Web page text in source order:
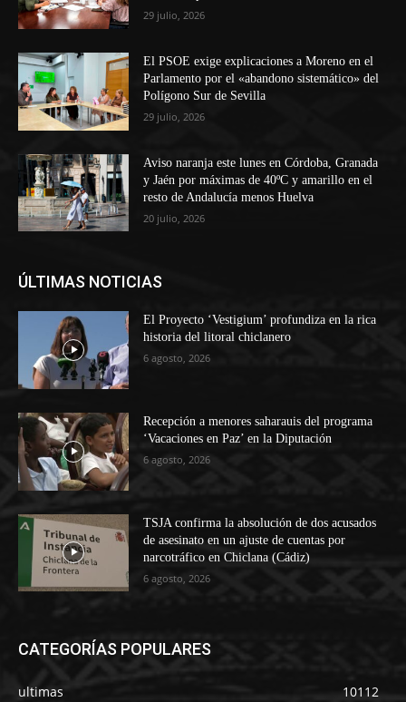
29 julio, 2026
El PSOE exige explicaciones a Moreno en el
Parlamento por el «abandono sistemático» del
Polígono Sur de Sevilla
29 julio, 2026
Aviso naranja este lunes en Córdoba, Granada
y Jaén por máximas de 40ºC y amarillo en el
resto de Andalucía menos Huelva
20 julio, 2026
ÚLTIMAS NOTICIAS
El Proyecto ‘Vestigium’ profundiza en la rica
historia del litoral chiclanero
6 agosto, 2026
Recepción a menores saharauis del programa
‘Vacaciones en Paz’ en la Diputación
6 agosto, 2026
TSJA confirma la absolución de dos acusados
de asesinato en un ajuste de cuentas por
narcotráfico en Chiclana (Cádiz)
6 agosto, 2026
CATEGORÍAS POPULARES
ultimas
10112